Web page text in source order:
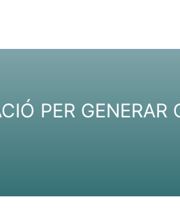
PER GENERAR